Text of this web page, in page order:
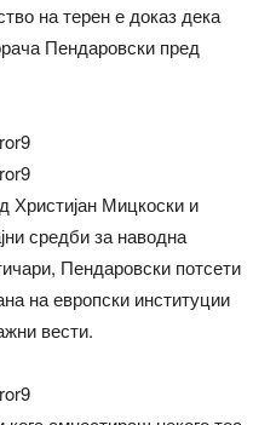
на терен е доказ дека
Пендаровски пред
Христијан Мицкоски и
средби за наводна
Пендаровски потсети
на европски институции
вести.